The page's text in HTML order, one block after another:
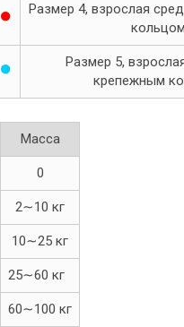
●
Размер 4, взрослая
кольцом
●
Размер 5,
крепежным
Масса
0
2∼10 кг
10∼25 кг
25∼60 кг
60∼100 кг